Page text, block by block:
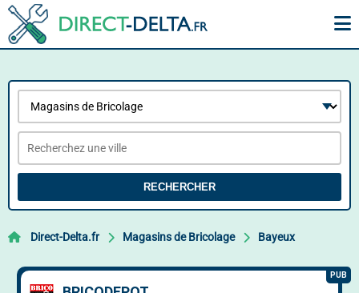
RECHERCHER
Direct-Delta.fr Magasins de Bricolage Bayeux